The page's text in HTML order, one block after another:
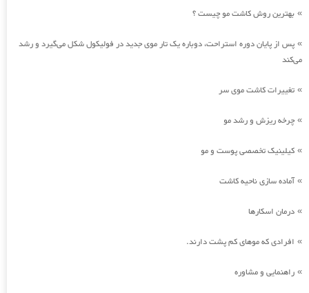
» بهترین روش کاشت مو چیست ؟
» پس از پایان دوره استراحت، دوباره یک تار موی جدید در فولیکول شکل می‌گیرد و رشد
می‌کند
» تغییرات کاشت موی سر
» چرخه ریزش و رشد مو
» کیلینیک تخصصی پوست و مو
»آماده سازی ناحیه کاشت
» درمان اسکارها
» افرادی که موهای کم پشت دارند.
» راهنمایی و مشاوره